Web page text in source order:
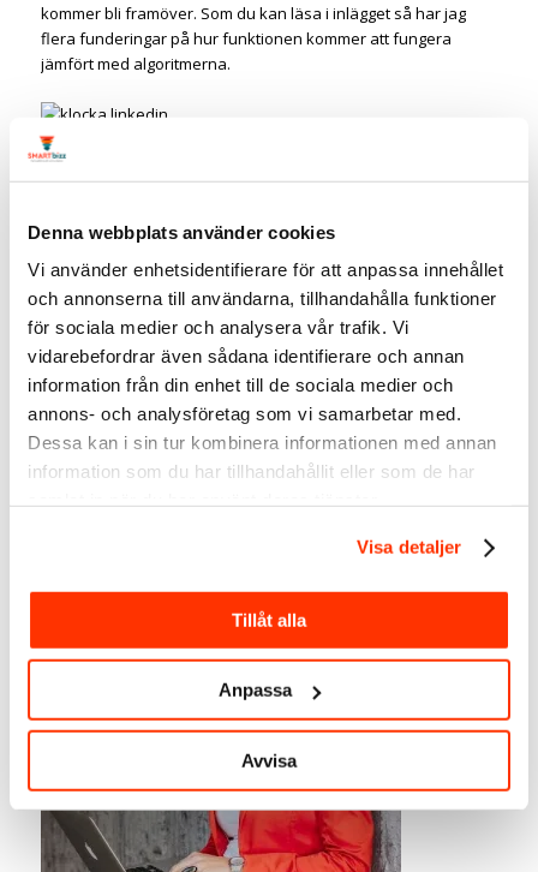
Denna webbplats använder cookies
Vi använder enhetsidentifierare för att anpassa innehållet
och annonserna till användarna, tillhandahålla funktioner
för sociala medier och analysera vår trafik. Vi
vidarebefordrar även sådana identifierare och annan
information från din enhet till de sociala medier och
annons- och analysföretag som vi samarbetar med.
Dessa kan i sin tur kombinera informationen med annan
information som du har tillhandahållit eller som de har
Visa detaljer
Tillåt alla
Anpassa
Avvisa
kommer bli framöver. Som du kan läsa i inlägget så har jag
flera funderingar på hur funktionen kommer att fungera
jämfört med algoritmerna.
Sammanfattning LinkedIn 2021
påemployee advocacypå företagssidorna samt event & live
Härhittar du alla artiklar gällande nyheterpå LinkedIn. Kom
ihåg att ett enkelt sätt att hålla dig uppdaterad är att
kunskapsbrevet,
lyssna påLinkedInpoddensom båda uppdateras varje vecka.
Här hittar du snabbt nyheterna som LinkedIn släpper.
Vilken funktion tycker du är den
bästa som LinkedIn har släppt
under året?
följ gärna mig på LinkedIn